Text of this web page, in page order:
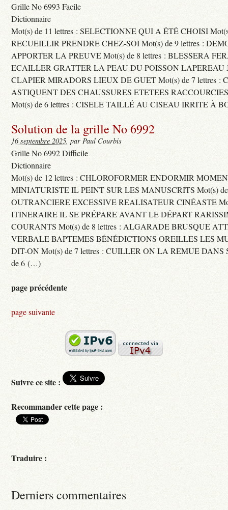
Grille No 6993 Facile
Dictionnaire
Mot(s) de 11 lettres : SELECTIONNE QUI A ÉTÉ CHOISI
RECUEILLIR PRENDRE CHEZ-SOI Mot(s) de 9 lettres :
APPORTER LA PREUVE Mot(s) de 8 lettres : BLESSERA
ECAILLER GRATTER LA PEAU DU POISSON LAPEREAU
CLAPIER MIRADORS LIEUX DE GUET Mot(s) de 7 lettres :
ASTIQUENT DES CHAUSSURES ETETEES
Mot(s) de 6 lettres : CISELE TAILLÉ AU CISEAU IRRITE À
Solution de la grille No 6992
16 septembre 2025, par Paul Courbis
Grille No 6992 Difficile
Dictionnaire
Mot(s) de 12 lettres : CHLOROFORMER ENDORMIR
MINIATURISTE IL PEINT SUR LES MANUSCRITS Mot(s) de
OUTRANCIERE EXCESSIVE REALISATEUR CINÉASTE
ITINERAIRE IL SE PRÉPARE AVANT LE DÉPART
COURANTS Mot(s) de 8 lettres : ALGARADE BRUSQUE
VERBALE BAPTEMES BÉNÉDICTIONS OREILLES LES
DIT-ON Mot(s) de 7 lettres : CUILLER ON LA REMUE DANS
de 6 (…)
page précédente
page suivante
Suivre ce site :
Recommander cette page :
Traduire :
Derniers commentaires